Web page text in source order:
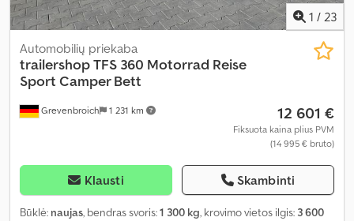
1 / 23
Grevenbroich 1 231 km
Automobilių priekaba
trailershopTFS 360 Motorrad Reise
Sport Camper Bett
12 601 €
Fiksuota kaina plius PVM
(14 995 € bruto)
Klausti Skambinti
Būklė: naujas, bendras svoris:1 300 kg, krovimo vietos ilgis: 3 600